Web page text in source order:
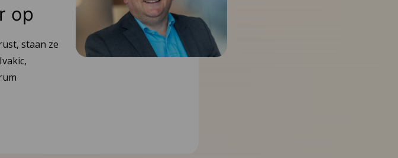
op
staan ze